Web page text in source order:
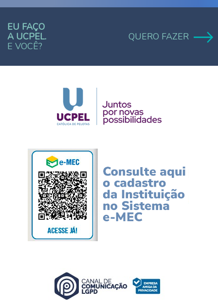
EU FAÇO
A UCPEL.
E VOCÊ?
QUERO FAZER